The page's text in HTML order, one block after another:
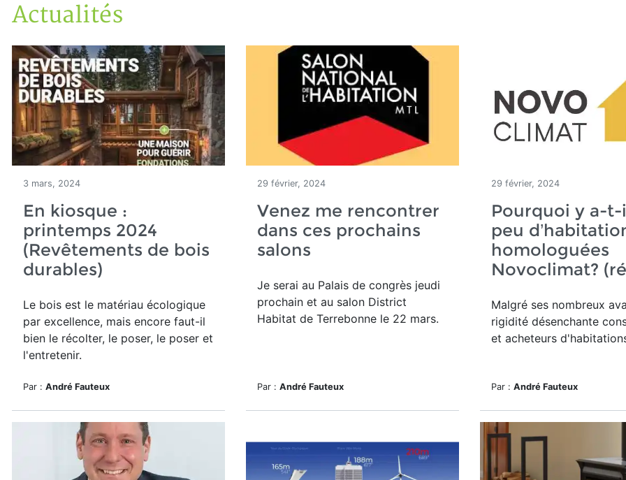
Accueil
En kiosque!
Actualités
Actualités
3 mars, 2024
En kiosque :
printemps 2024
(Revêtements de bois
durables)
Le bois est le matériau écologique
par excellence, mais encore faut-il
bien le récolter, le poser, le poser et
l'entretenir.
Par : André Fauteux
29 février, 2024
Venez me rencontrer
dans ces prochains
salons
Je serai au Palais de congrès jeudi
prochain et au salon District
Habitat de Terrebonne le 22 mars.
Par : André Fauteux
29 février, 2024
Pourquoi y a-t-
peu
homologuées
Novoclimat?
Malgré ses nombreux
rigidité désenchante
et acheteurs
Par : André Fauteux